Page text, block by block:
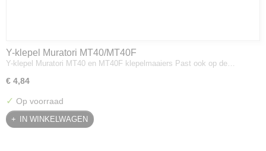
Y-klepel Muratori MT40/MT40F
Y-klepel Muratori MT40 en MT40F klepelmaaiers Past ook op de…
€ 4,84
✓ Op voorraad
IN WINKELWAGEN